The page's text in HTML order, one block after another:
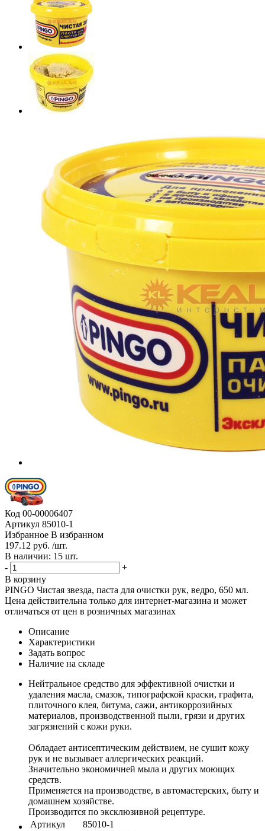
Код 00-00006407
Артикул 85010-1
Избранное В избранном
197.12 руб. /шт.
В наличии: 15 шт.
-
+
В корзину
PINGO Чистая звезда, паста для очистки рук, ведро, 650 мл.
Цена действительна только для интернет-магазина и может
отличаться от цен в розничных магазинах
Описание
Характеристики
Задать вопрос
Наличие на складе
Нейтральное средство для эффективной очистки и
удаления масла, смазок, типографской краски, графита,
плиточного клея, битума, сажи, антикоррозийных
материалов, производственной пыли, грязи и других
загрязнений с кожи руки.
Обладает антисептическим действием, не сушит кожу
рук и не вызывает аллергических реакций.
Значительно экономичней мыла и других моющих
средств.
Применяется на производстве, в автомастерских, быту и
домашнем хозяйстве.
Производится по эксклюзивной рецептуре.
Артикул
85010-1